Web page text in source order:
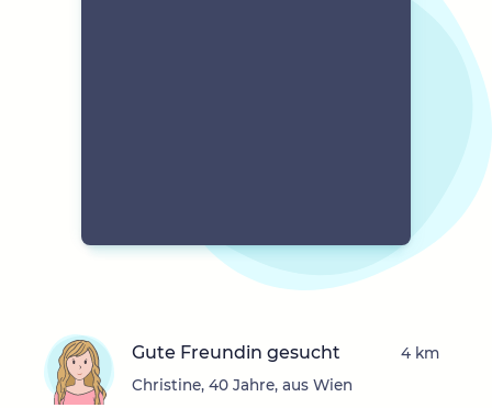
Gute Freundin gesucht
Christine, 40 Jahre, aus Wien
4 km